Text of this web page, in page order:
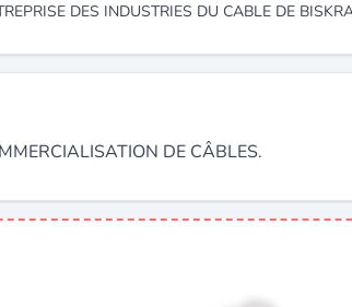
DES INDUSTRIES DU CABLE DE
DE CÂBLES.